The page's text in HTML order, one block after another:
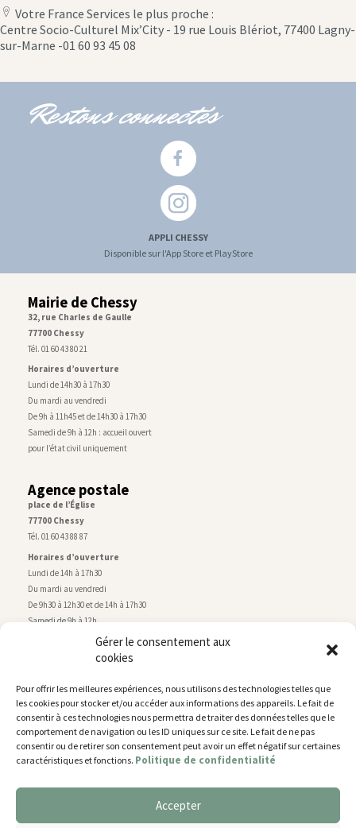
Gérer le consentement aux
cookies
Pour offrir les meilleures expériences, nous utilisons des technologies telles que
les cookies pour stocker et/ou accéder aux informations des appareils. Le fait de
consentir à ces technologies nous permettra de traiter des données telles que le
comportement de navigation ou les ID uniques sur ce site. Le fait de ne pas
consentir ou de retirer son consentement peut avoir un effet négatif sur certaines
caractéristiques et fonctions. Politique de confidentialité
Accepter
location
icon
Votre France Services le plus proche :
Centre Socio-Culturel Mix’City - 19 rue Louis Blériot, 77400 Lagny-
sur-Marne -01 60 93 45 08
Restons connectés
APPLI CHESSY
Disponible sur l'App Store et PlayStore
Mairie de Chessy
32, rue Charles de Gaulle
77700 Chessy
Tél. 01 60 43 80 21
Horaires d’ouverture
Lundi de 14h30 à 17h30
Du mardi au vendredi
De 9h à 11h45 et de 14h30 à 17h30
Samedi de 9h à 12h : accueil ouvert
pour l’état civil uniquement
Agence postale
place de l’Église
77700 Chessy
Tél. 01 60 43 88 87
Horaires d’ouverture
Lundi de 14h à 17h30
Du mardi au vendredi
De 9h30 à 12h30 et de 14h à 17h30
Samedi de 9h à 12h
Service technique
rue de Montry–77700 Chessy
Tél. 01 60 43 52 63
Horaires d’ouverture
Lundi, mardi et jeudi
De 9h à 11h45 et de 14h30 à 17h30
Nous utilisons des cookies pour vous offrir la meilleure